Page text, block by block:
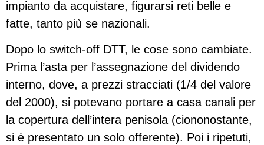
impianto da acquistare, figurarsi reti belle e
fatte, tanto più se nazionali.
Dopo lo switch-off DTT, le cose sono cambiate.
Prima l’asta per l’assegnazione del dividendo
interno, dove, a prezzi stracciati (1/4 del valore
del 2000), si potevano portare a casa canali per
la copertura dell’intera penisola (ciononostante,
si è presentato un solo offerente). Poi i ripetuti,